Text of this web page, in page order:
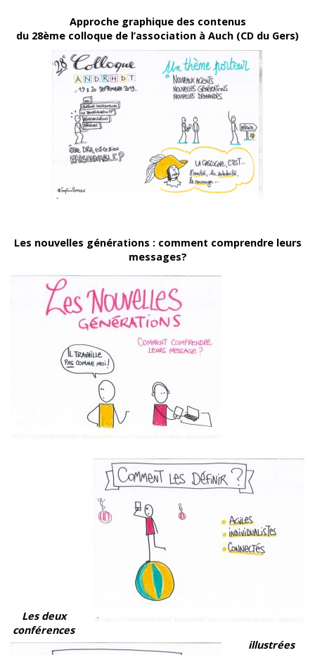
Approche graphique des contenus
du 28ème colloque de l’association à Auch (CD du Gers)
Les nouvelles générations : comment comprendre leurs
messages?
Les deux
conférences
illustrées